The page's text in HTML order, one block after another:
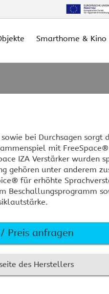
Smarthome & Kino
Crestron Flex Phones
Crestron Flex
Crestron 1 beyond
UC-SB1-CAM an BARCO
Audiotechnik
Lichtdesign
Digital Signage
IoT – Internet der Dinge
Crestron Raumbuchung
Crestron Raumbuchung
Touchscreen
Crestron Raumbuchung
Crestron Raumbuchung
Anwesenheitssensoren
Touchscreen Befestigung
Zertifizierungen
bei Durchsagen sorgt
mit
IZA Verstärker wurden
gehören unter anderem
für erhöhte
Beschallungsprogramm
Preis anfragen
des Herstellers